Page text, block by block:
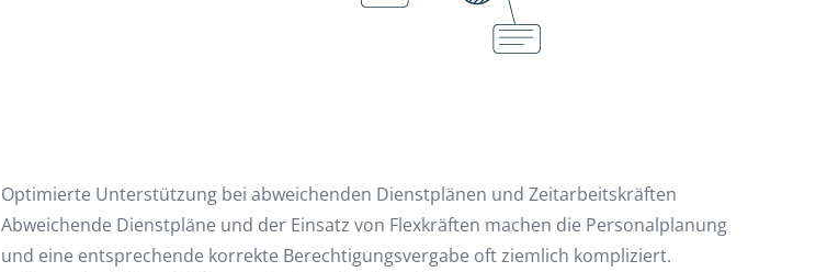
Optimierte Unterstützung bei abweichenden Dienstplänen und Zeitarbeitskräften
Abweichende Dienstpläne und der Einsatz von Flexkräften machen die Personalplanung
und eine entsprechende korrekte Berechtigungsvergabe oft ziemlich kompliziert.